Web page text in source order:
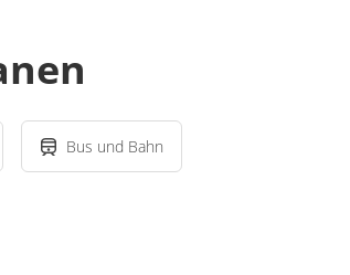
Bus und Bahn